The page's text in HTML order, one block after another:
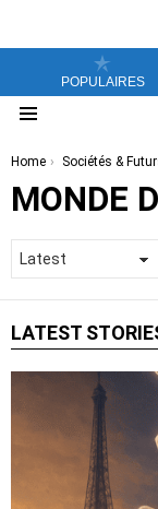
POPULAIRES
You are here:
Home Sociétés &
MONDE
LATEST